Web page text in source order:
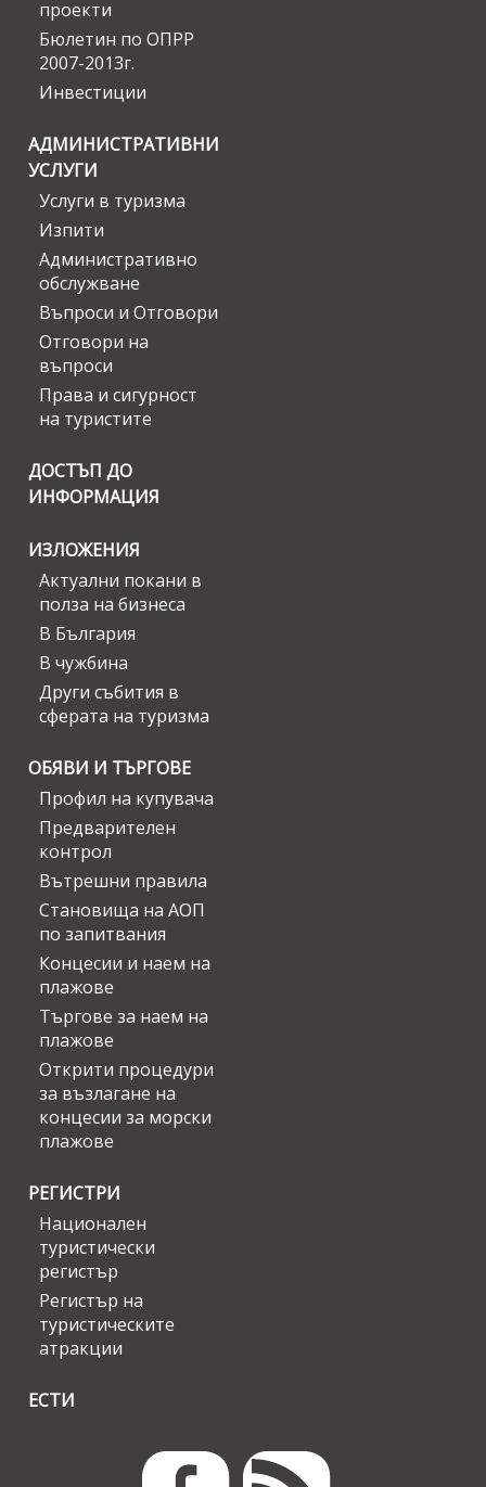
проекти
Бюлетин по ОПРР
2007-2013г.
Инвестиции
АДМИНИСТРАТИВНИ
УСЛУГИ
Услуги в туризма
Изпити
Административно
обслужване
Въпроси и Отговори
Отговори на
въпроси
Права и сигурност
на туристите
ДОСТЪП ДО
ИНФОРМАЦИЯ
ИЗЛОЖЕНИЯ
Актуални покани в
полза на бизнеса
В България
В чужбина
Други събития в
сферата на туризма
ОБЯВИ И ТЪРГОВЕ
Профил на купувача
Предварителен
контрол
Вътрешни правила
Становища на АОП
по запитвания
Концесии и наем на
плажове
Търгове за наем на
плажове
Открити процедури
за възлагане на
концесии за морски
плажове
РЕГИСТРИ
Национален
туристически
регистър
Регистър на
туристическите
атракции
ЕСТИ